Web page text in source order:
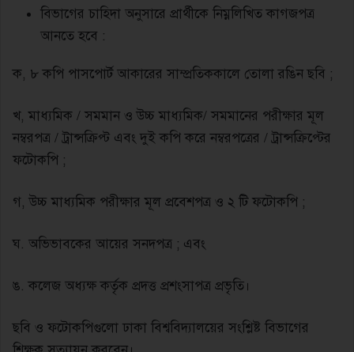
বিভাগের চাহিদা অনুসারে প্রার্থীকে নিম্নলিখিত কাগজপত্র
আনতে হবে :
ক, ৮ কপি পাসপাের্ট আকারের সাম্প্রতিককালে তােলা রঙিন ছবি ;
খ, মাধ্যমিক / সমমান ও উচ্চ মাধ্যমিক/ সমমানের পরীক্ষার মূল
নম্বরপত্র / ট্রান্সক্রিপ্ট এবং দুই কপি করে নম্বরপত্রের / ট্রান্সক্রিপ্টের
ফটোকপি ;
গ, উচ্চ মাধ্যমিক পরীক্ষার মূল প্রবেশপত্র ও ২ টি ফটোকপি ;
ঘ. অভিভাবকের আয়ের সনদপত্র ; এবং
ঙ. কলেজ অধ্যক্ষ কর্তৃক প্রদত্ত প্রশংসাপত্র প্রভৃতি।
ছবি ও ফটোকপিগুলাে ঢাকা বিশ্ববিদ্যালয়ের সংশ্লিষ্ট বিভাগের